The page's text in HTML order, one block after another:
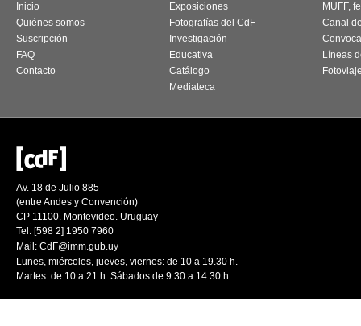
Inicio
Quiénes somos
Suscripción
FAQ
Contacto
Exposiciones
Fotografías del CdF
Investigación
Educativa
Catálogo
Mediateca
MUFF,
Canal
Líneas
Av. 18 de Julio 885
(entre Andes y Convención)
CP 11100. Montevideo. Uruguay
Tel: [598 2] 1950 7960
Mail: CdF@imm.gub.uy
Lunes, miércoles, jueves, viernes: de 10 a 19.30 h.
Martes: de 10 a 21 h. Sábados de 9.30 a 14.30 h.